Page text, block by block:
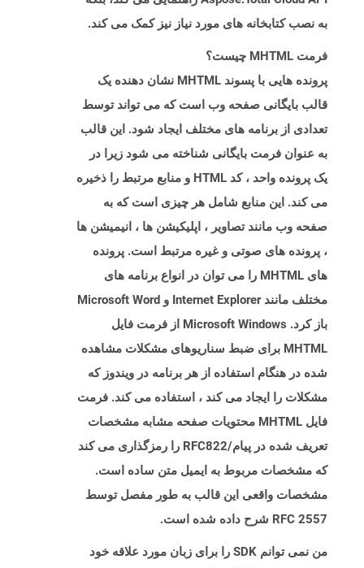
به نصب کتابخانه های مورد نیاز نیز کمک می کند.
فرمت MHTML چیست؟
پرونده هایی با پسوند MHTML نشان دهنده یک
قالب بایگانی صفحه وب است که می تواند توسط
تعدادی از برنامه های مختلف ایجاد شود. این قالب
به عنوان فرمت بایگانی شناخته می شود زیرا در
یک پرونده واحد ، کد HTML و منابع مرتبط را ذخیره
می کند. این منابع شامل هر چیزی است که به
صفحه وب مانند تصاویر ، اپلیکیشن ها ، انیمیشن ها
، پرونده های صوتی و غیره مرتبط است. پرونده
های MHTML را می توان در انواع برنامه های
مختلف مانند Internet Explorer و Microsoft Word
باز کرد. Microsoft Windows از فرمت فایل
MHTML برای ضبط سناریوهای مشکلات مشاهده
شده در هنگام استفاده از هر برنامه در ویندوز که
مشکلات را ایجاد می کند ، استفاده می کند. فرمت
فایل MHTML محتویات صفحه مشابه مشخصات
تعریف شده در پیام/RFC822 را رمزگذاری می کند
که مشخصات مربوط به ایمیل متن ساده است.
مشخصات واقعی این قالب به طور مفصل توسط
RFC 2557 شرح داده شده است.
من نمی توانم SDK را برای زبان مورد علاقه خود